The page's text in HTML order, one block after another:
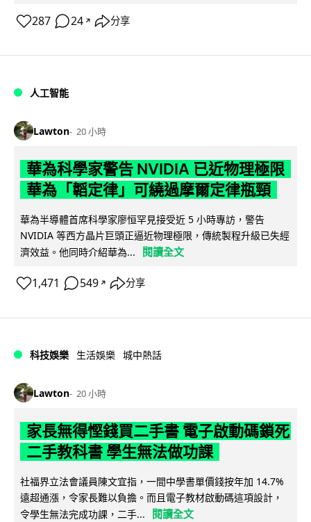
287 24 ↗ 分享
人工智能
Lawton 20 小時
華為科學家警告 NVIDIA 已近物理極限
華為「韜定律」可繞過摩爾定律瓶頸
華為半導體首席科學家廖恒罕見接受近 5 小時專訪，警告
NVIDIA 等西方晶片巨頭正逼近物理極限，傳統製程升級已失經
濟效益。他同時介紹華為...
閱讀全文
1,471 549 ↗ 分享
科技娛樂 生活娛樂 城中熱話
Lawton 20 小時
家長無得慳錢買二手書 電子啟動碼鎖死
二手教科書 學生無法做功課
社福界立法會議員陳文宜指，一間中學書單價錢按年加 14.7%
遠超通漲，令家長難以負擔。而且電子教材啟動碼這項設計，
令學生無法完成功課，二手...
閱讀全文